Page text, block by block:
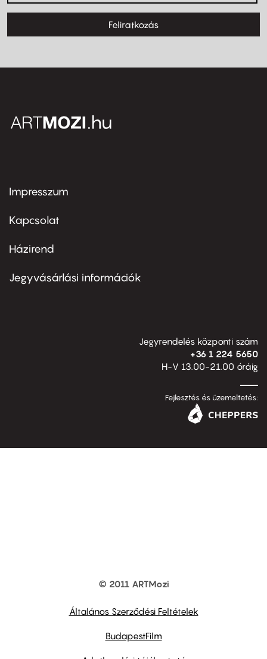
Feliratkozás
Footer
first
Impresszum
Kapcsolat
Footer
second
Házirend
Jegyvásárlási információk
Jegyrendelés központi szám
+36 1 224 5650
H-V 13.00-21.00 óráig
Fejlesztés és üzemeltetés:
© 2011 ARTMozi
Általános Szerződési Feltételek
BudapestFilm